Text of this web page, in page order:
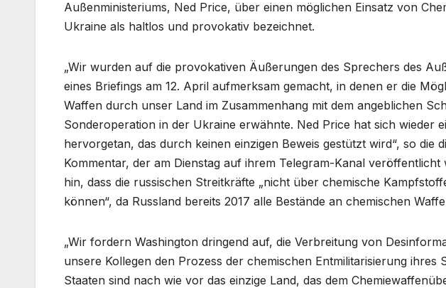
Außenministeriums, Ned Price, über einen möglichen Einsatz von
Ukraine als haltlos und provokativ bezeichnet.
„Wir wurden auf die provokativen Äußerungen des Sprechers des
eines Briefings am 12. April aufmerksam gemacht, in denen er die
Waffen durch unser Land im Zusammenhang mit dem angeblichen
Sonderoperation in der Ukraine erwähnte. Ned Price hat sich wieder
hervorgetan, das durch keinen einzigen Beweis gestützt wird“, so die
Kommentar, der am Dienstag auf ihrem Telegram-Kanal
hin, dass die russischen Streitkräfte „nicht über chemische
können“, da Russland bereits 2017 alle Bestände an chemischen
„Wir fordern Washington dringend auf, die Verbreitung von
unsere Kollegen den Prozess der chemischen Entmilitarisierung ihres
Staaten sind nach wie vor das einzige Land, das dem